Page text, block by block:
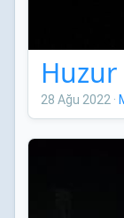
Huzur
28 Ağu 2022 ·